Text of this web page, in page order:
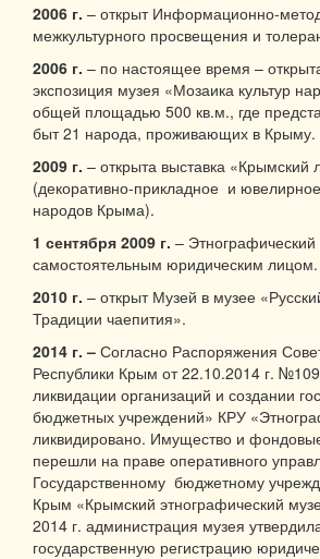
2006 г. – открыт Информационно-
межкультурного просвещения и
2006 г. – по настоящее время –
экспозиция музея «Мозаика культур
общей площадью 500 кв.м., где
быт 21 народа, проживающих в Крыму.
2009 г. – открыта выставка «Крымский
(декоративно-прикладное и ювелирное
народов Крыма).
1 сентября 2009 г. – Этнографический
самостоятельным юридическим лицом.
2010 г. – открыт Музей в музее
Традиции чаепития».
2014 г. – Согласно Распоряжения
Республики Крым от 22.10.2014 г.
ликвидации организаций и создании
бюджетных учреждений» КРУ
ликвидировано. Имущество и
перешли на праве оперативного
Государственному бюджетному
Крым «Крымский этнографический
2014 г. администрация музея
государственную регистрацию